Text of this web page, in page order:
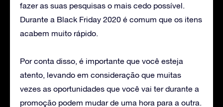
fazer as suas pesquisas o mais cedo possível.
Durante a Black Friday 2020 é comum que os itens
acabem muito rápido.
Por conta disso, é importante que você esteja
atento, levando em consideração que muitas
vezes as oportunidades que você vai ter durante a
promoção podem mudar de uma hora para a outra.